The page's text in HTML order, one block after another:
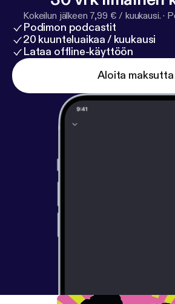
Kokeilun jälkeen 7,99 € / kuukausi. ·
Podimon podcastit
20 kuunteluaikaa / kuukausi
Lataa offline-käyttöön
Aloita maksutta